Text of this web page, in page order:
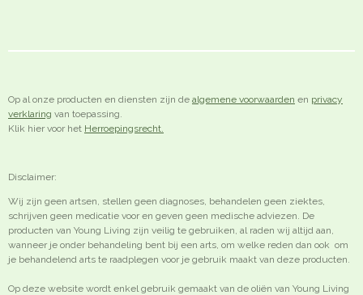
Op al onze producten en diensten zijn de algemene voorwaarden en privacy
verklaring van toepassing.
Klik hier voor het Herroepingsrecht.
Disclaimer:
Wij zijn geen artsen, stellen geen diagnoses, behandelen geen ziektes,
schrijven geen medicatie voor en geven geen medische adviezen. De
producten van Young Living zijn veilig te gebruiken, al raden wij altijd aan,
wanneer je onder behandeling bent bij een arts, om welke reden dan ook om
je behandelend arts te raadplegen voor je gebruik maakt van deze producten.
Op deze website wordt enkel gebruik gemaakt van de oliën van Young Living